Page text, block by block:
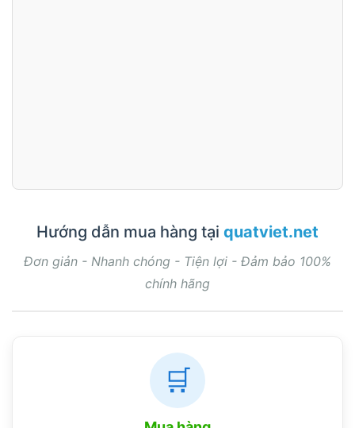
Hướng dẫn mua hàng tại quatviet.net
Đơn giản - Nhanh chóng - Tiện lợi - Đảm bảo 100%
chính hãng
🛒